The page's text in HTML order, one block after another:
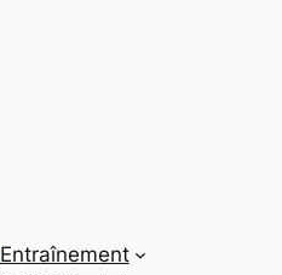
Entraînement